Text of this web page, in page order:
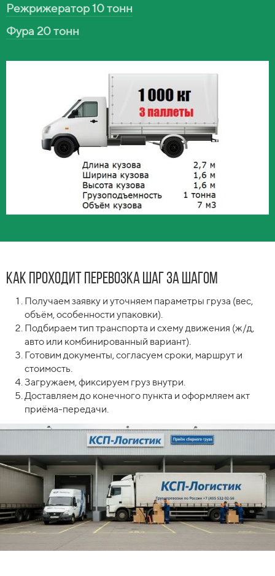
Режрижератор 10 тонн
Фура 20 тонн
Как проходит перевозка шаг за шагом
Получаем заявку и уточняем параметры груза (вес,
объём, особенности упаковки).
Подбираем тип транспорта и схему движения (ж/д,
авто или комбинированный вариант).
Готовим документы, согласуем сроки, маршрут и
стоимость.
Загружаем, фиксируем груз внутри.
Доставляем до конечного пункта и оформляем акт
приёма-передачи.